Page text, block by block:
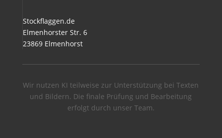
Stockflaggen.de
Elmenhorster Str. 6
23869 Elmenhorst
Wir nutzen KI teilweise zur Unterstützung bei Texten
und Bildern. Die finale Prüfung und Bearbeitung
erfolgt durch unser Team.